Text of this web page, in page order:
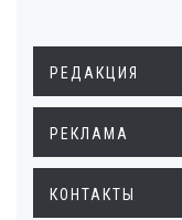
РЕДАКЦИЯ
РЕКЛАМА
КОНТАКТЫ